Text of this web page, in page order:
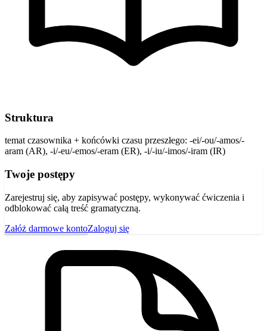
Struktura
temat czasownika + końcówki czasu przeszłego: -ei/-ou/-amos/-
aram (AR), -i/-eu/-emos/-eram (ER), -i/-iu/-imos/-iram (IR)
Twoje postępy
Zarejestruj się, aby zapisywać postępy, wykonywać ćwiczenia i
odblokować całą treść gramatyczną.
Załóż darmowe kontoZaloguj się